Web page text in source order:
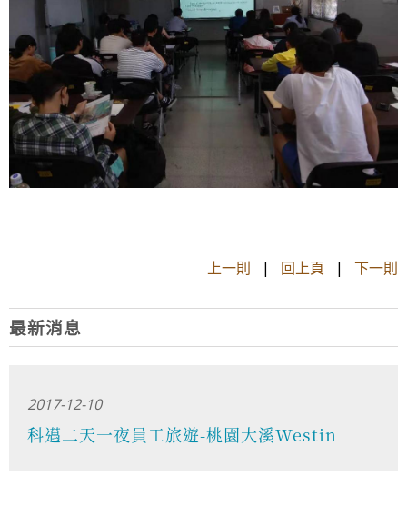
上一則 | 回上頁 | 下一則
最新消息
2017-12-10
科邁二天一夜員工旅遊-桃園大溪Westin